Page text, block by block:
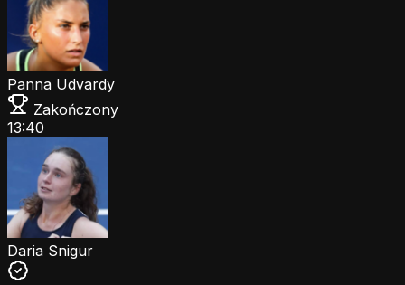
Panna Udvardy
Zakończony
13:40
Daria Snigur